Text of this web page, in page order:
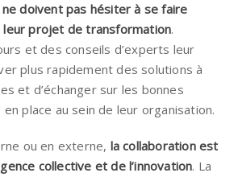
ne doivent pas hésiter à se faire
leur projet de transformation.
et des conseils d’experts leur
plus rapidement des solutions à
et d’échanger sur les bonnes
place au sein de leur organisation.
ou en externe, la collaboration est
collective et de l’innovation. La